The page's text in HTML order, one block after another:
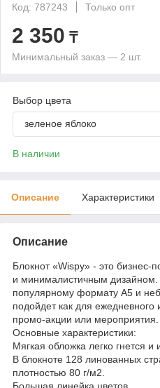
Код: 787243
Только опт
2 350 ₸
Минимальный заказ — 2 шт.
Выбор цвета
зеленое яблоко
В наличии
Описание Характеристики
Описание
Блокнот «Wispy» - это бизнес-
и минималистичным
популярному формату А5 и
подойдет как для ежедневного
промо-акции или мероприятия.
Основные характеристики:
Мягкая обложка легко гнется и
В блокноте 128 линованных
плотностью 80 г/м2.
Большая линейка цветов.